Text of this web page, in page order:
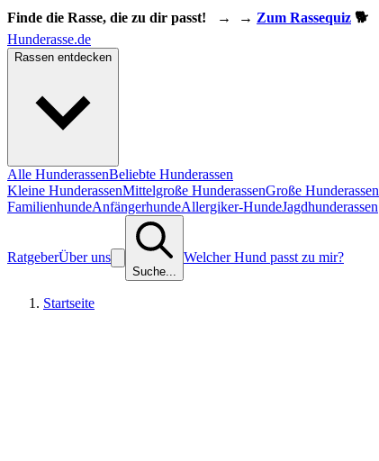
Finde die Rasse, die zu dir passt! → → Zum Rassequiz 🐕
Hunderasse.de
Rassen entdecken
Alle HunderassenBeliebte Hunderassen
Kleine HunderassenMittelgroße HunderassenGroße Hunderassen
FamilienhundeAnfängerhundeAllergiker-HundeJagdhunderassen
RatgeberÜber uns
Suche...
Welcher Hund passt zu mir?
Startseite